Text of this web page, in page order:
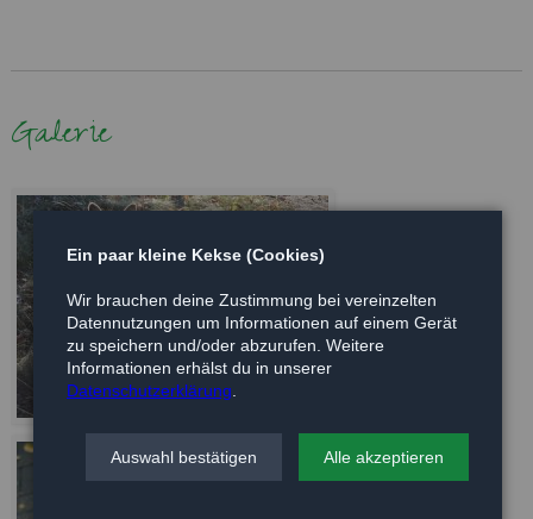
Galerie
Ein paar kleine Kekse (Cookies)
Wir brauchen deine Zustimmung bei vereinzelten
Datennutzungen um Informationen auf einem Gerät
zu speichern und/oder abzurufen. Weitere
Informationen erhälst du in unserer
Datenschutzerklärung
Auswahl bestätigen Alle akzeptieren